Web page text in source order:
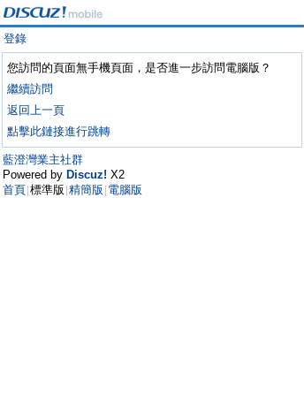
登錄
您訪問的頁面無手機頁面，是否進一步訪問電腦版？
繼續訪問
返回上一頁
點擊此鏈接進行跳轉
藍澄灣業主社群
Powered by Discuz! X2
首頁 標準版 精簡版 電腦版